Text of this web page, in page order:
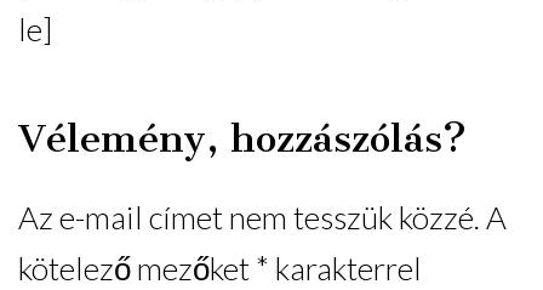
le]
Vélemény, hozzászólás?
Az e-mail címet nem tesszük közzé.A
kötelező mezőket* karakterrel